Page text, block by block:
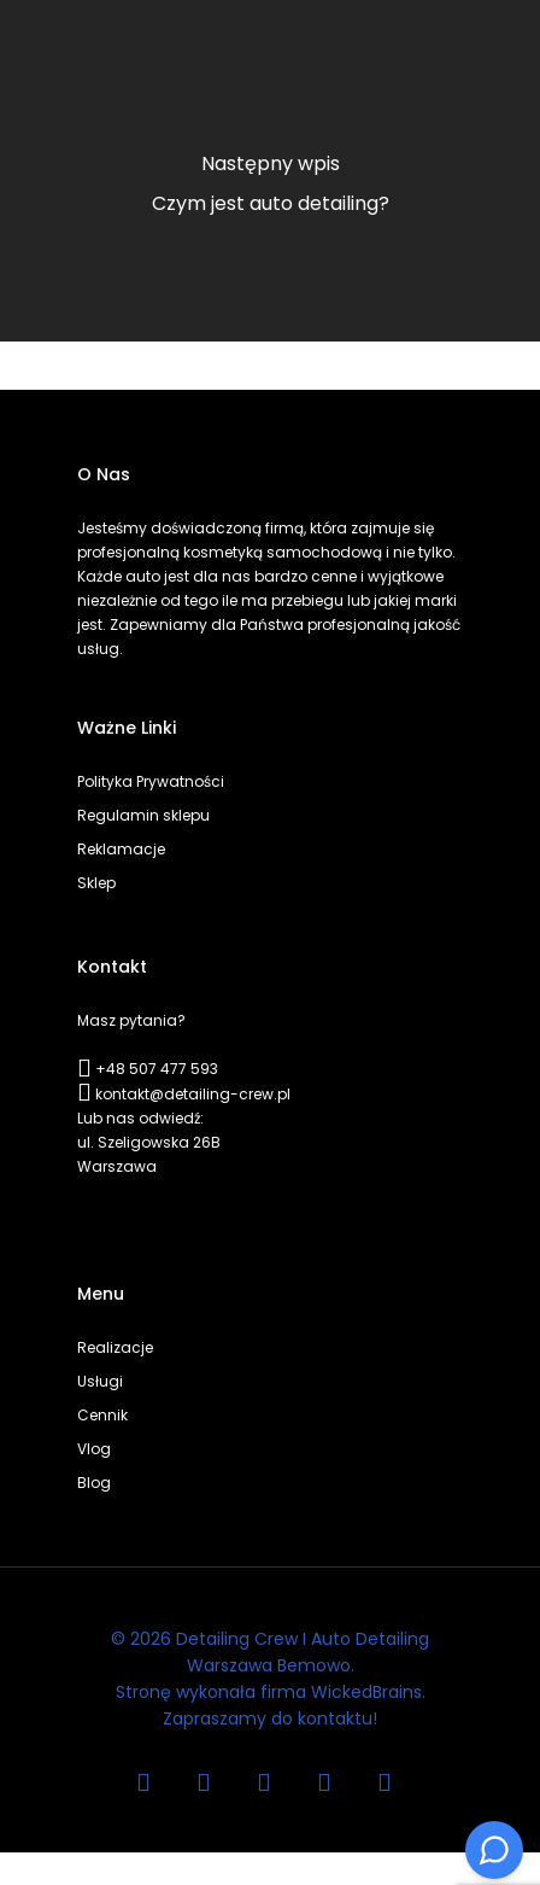
Następny wpis
Czym jest auto detailing?
O Nas
Jesteśmy doświadczoną firmą, która zajmuje się
profesjonalną kosmetyką samochodową i nie tylko.
Każde auto jest dla nas bardzo cenne i wyjątkowe
niezależnie od tego ile ma przebiegu lub jakiej marki
jest. Zapewniamy dla Państwa profesjonalną jakość
usług.
Ważne Linki
Polityka Prywatności
Regulamin sklepu
Reklamacje
Sklep
Kontakt
Masz pytania?
+48 507 477 593
kontakt@detailing-crew.pl
Lub nas odwiedź:
ul. Szeligowska 26B
Warszawa
Menu
Realizacje
Usługi
Cennik
Vlog
Blog
© 2026 Detailing Crew I Auto Detailing
Warszawa Bemowo.
Stronę wykonała firma WickedBrains.
Zapraszamy do kontaktu!
facebookyoutubegoogle-instagramtiktok